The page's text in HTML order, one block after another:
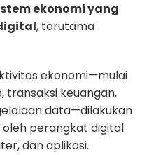
ekonomi yang
, terutama
ekonomi—mulai
transaksi keuangan,
data—dilakukan
oleh perangkat digital
dan aplikasi.